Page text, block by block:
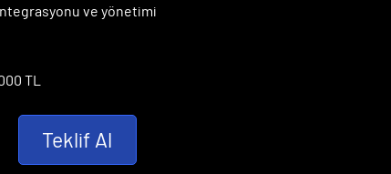
ve yönetimi
TL
Teklif Al